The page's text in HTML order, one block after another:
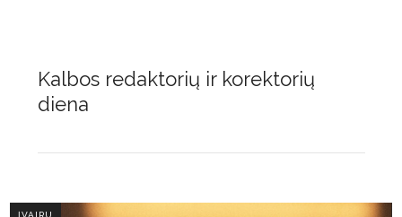
Kalbos redaktorių ir korektorių
diena
ĮVAIRU